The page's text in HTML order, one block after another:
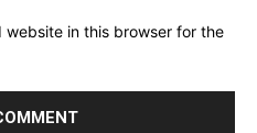
website in this browser for the